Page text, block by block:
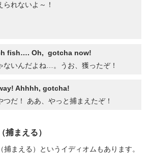
れないよ～！
fish…. Oh, gotcha now!
ないんだよね…。うお、獲ったぞ！
Ahhhh, gotcha!
だ！ ああ、やっと捕まえたぞ！
（捕まえる）
捕まえる）というイディオムもあります。